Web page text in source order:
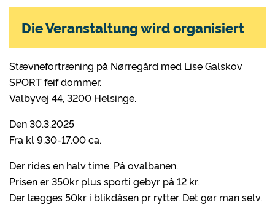
Stævnefortræning på Nørregård med Lise Galskov
SPORT feif dommer.
Valbyvej 44, 3200 Helsinge.
Den 30.3.2025
Fra kl 9.30-17.00 ca.
Der rides en halv time. På ovalbanen.
Prisen er 350kr plus sporti gebyr på 12 kr.
Der lægges 50kr i blikdåsen pr rytter. Det gør man selv.
Die Veranstaltung wird organisiert